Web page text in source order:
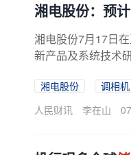
湘电股份：预
湘电股份7月17日
新产品及系统技术
湘电股份 调相机
人民财讯
李在山